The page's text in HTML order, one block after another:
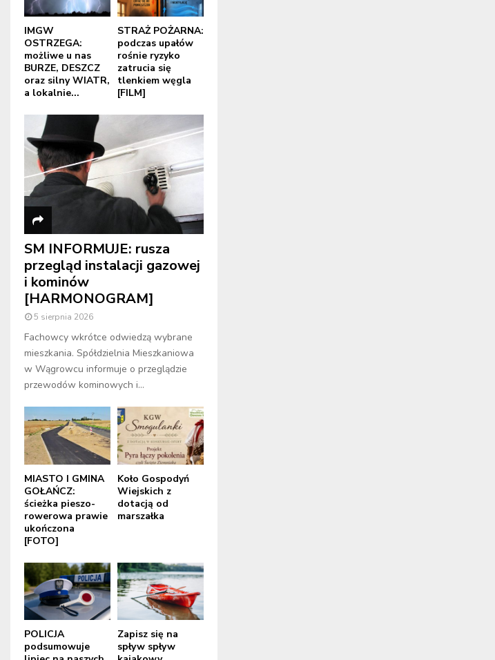
IMGW
OSTRZEGA:
możliwe u nas
BURZE, DESZCZ
oraz silny WIATR,
a lokalnie...
STRAŻ POŻARNA:
podczas upałów
rośnie ryzyko
zatrucia się
tlenkiem węgla
[FILM]
SM INFORMUJE: rusza
przegląd instalacji gazowej
i kominów
[HARMONOGRAM]
5 sierpnia 2026
Fachowcy wkrótce odwiedzą wybrane
mieszkania. Spółdzielnia Mieszkaniowa
w Wągrowcu informuje o przeglądzie
przewodów kominowych i...
MIASTO I GMINA
GOŁAŃCZ:
ścieżka pieszo-
rowerowa prawie
ukończona
[FOTO]
Koło Gospodyń
Wiejskich z
dotacją od
marszałka
POLICJA
podsumowuje
Zapisz się na
spływ spływ